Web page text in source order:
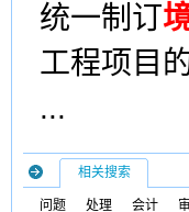
统一制订
工程项目
...
相关搜索
问题 处理 会计